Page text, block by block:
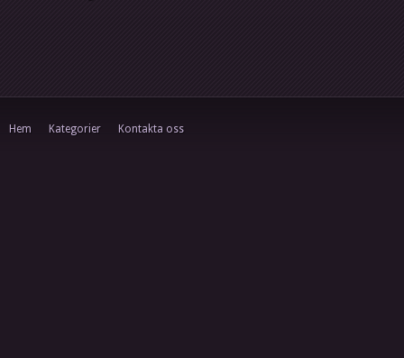
Hem Kategorier Kontakta oss